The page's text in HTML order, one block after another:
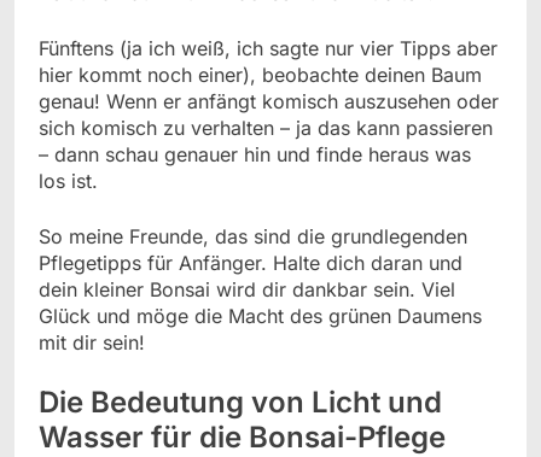
Fünftens (ja ich weiß, ich sagte nur vier Tipps aber
hier kommt noch einer), beobachte deinen Baum
genau! Wenn er anfängt komisch auszusehen oder
sich komisch zu verhalten – ja das kann passieren
– dann schau genauer hin und finde heraus was
los ist.
So meine Freunde, das sind die grundlegenden
Pflegetipps für Anfänger. Halte dich daran und
dein kleiner Bonsai wird dir dankbar sein. Viel
Glück und möge die Macht des grünen Daumens
mit dir sein!
Die Bedeutung von Licht und
Wasser für die Bonsai-Pflege